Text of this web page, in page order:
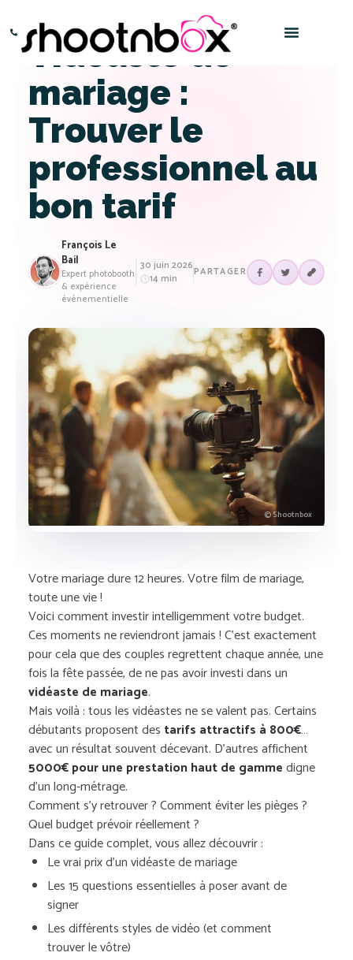
Vidéaste de
mariage :
Trouver le
professionnel au
bon tarif
François Le
Bail
Expert photobooth
& expérience
événementielle
30 juin 2026
14 min
PARTAGER
© Shootnbox
Votre mariage dure 12 heures. Votre film de mariage,
toute une vie !
Voici comment investir intelligemment votre budget.
Ces moments ne reviendront jamais ! C’est exactement
pour cela que des couples regrettent chaque année, une
fois la fête passée, de ne pas avoir investi dans un
vidéaste de mariage.
Mais voilà : tous les vidéastes ne se valent pas. Certains
débutants proposent des tarifs attractifs à 800€…
avec un résultat souvent décevant. D’autres affichent
5000€ pour une prestation haut de gammedigne
d’un long-métrage.
Comment s’y retrouver ? Comment éviter les pièges ?
Quel budget prévoir réellement ?
Dans ce guide complet, vous allez découvrir :
Le vrai prix d’un vidéaste de mariage
Les 15 questions essentielles à poser avant de
signer
Les différents styles de vidéo (et comment
trouver le vôtre)